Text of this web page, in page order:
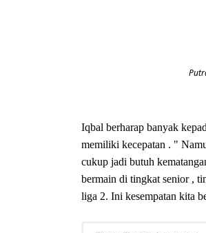
Iqbal berharap banyak
memiliki kecepatan . "
cukup jadi butuh
bermain di tingkat senior ,
liga 2. Ini kesempatan kita